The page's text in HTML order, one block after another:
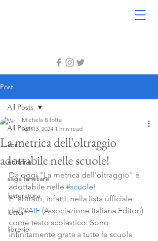
Post
All Posts
libri
editoria
saga familiare
letteratura
lettori
librerie
All Posts
La metrica dell'oltraggio
adottabile nelle scuole!
Michela Bilotta
Apr 13, 2024 1 min read
Da oggi "La metrica dell'oltraggio" è
adottabile nelle #scuole!
E' entrato, infatti, nella lista ufficiale
dell'#AIE (Associazione Italiana Editori)
come testo scolastico. Sono
infinitamente grata a tutte le scuole